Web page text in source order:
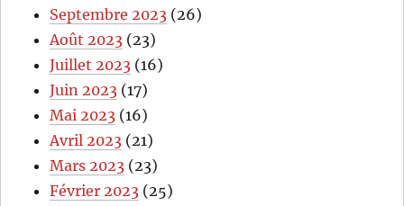
Septembre 2023 (26)
Août 2023 (23)
Juillet 2023 (16)
Juin 2023 (17)
Mai 2023 (16)
Avril 2023 (21)
Mars 2023 (23)
Février 2023 (25)